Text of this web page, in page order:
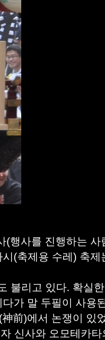
사를 진행하는 사
(축제용 수레) 축제
불리고 있다. 확실
가 말 두필이 사용
前)에서 논쟁이 있
신사와 오모테카